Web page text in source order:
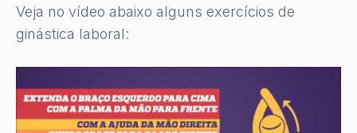
Veja no vídeo abaixo alguns exercícios de
ginástica laboral: